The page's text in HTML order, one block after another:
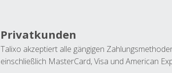
Privatkunden
Talixo akzeptiert alle gängigen
einschließlich MasterCard, Visa und American